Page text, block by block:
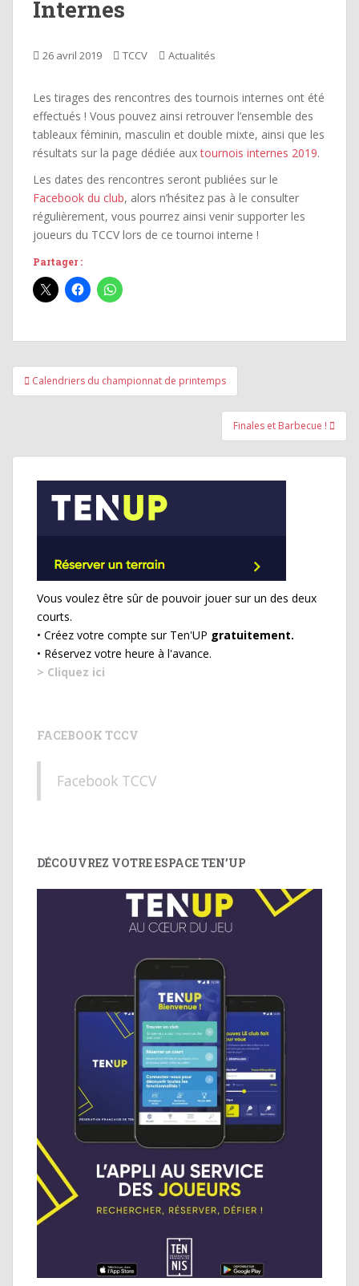
Internes
26 avril 2019 TCCV Actualités
Les tirages des rencontres des tournois internes ont été
effectués ! Vous pouvez ainsi retrouver l’ensemble des
tableaux féminin, masculin et double mixte, ainsi que les
résultats sur la page dédiée auxtournois internes 2019.
Les dates des rencontres seront publiées sur le
Facebook du club, alors n’hésitez pas à le consulter
régulièrement, vous pourrez ainsi venir supporter les
joueurs du TCCV lors de ce tournoi interne !
Partager :
Navigation
de
Calendriers du championnat de printemps
Finales et Barbecue !
Vous voulez être sûr de pouvoir jouer sur un des deux
courts.
• Créez votre compte sur Ten'UP gratuitement.
• Réservez votre heure à l'avance.
> Cliquez ici
FACEBOOK TCCV
Facebook TCCV
DÉCOUVREZ VOTRE ESPACE TEN’UP